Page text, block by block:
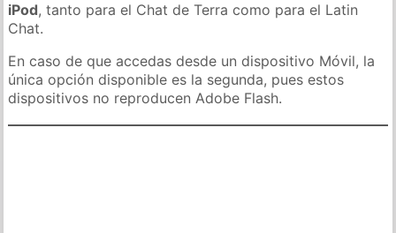
iPod, tanto para el Chat de Terra como para el Latin
Chat.
En caso de que accedas desde un dispositivo Móvil, la
única opción disponible es la segunda, pues estos
dispositivos no reproducen Adobe Flash.